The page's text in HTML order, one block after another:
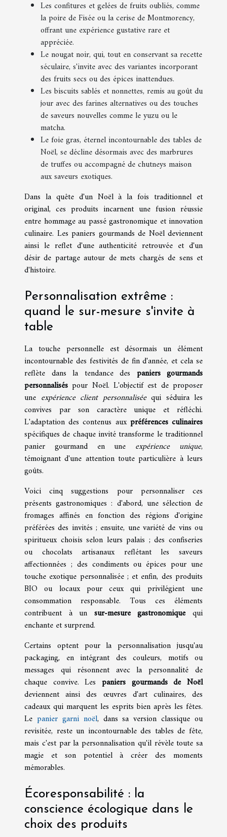
Les confitures et gelées de fruits oubliés, comme
la poire de Fisée ou la cerise de Montmorency,
offrant une expérience gustative rare et
appréciée.
Le nougat noir, qui, tout en conservant sa recette
séculaire, s'invite avec des variantes incorporant
des fruits secs ou des épices inattendues.
Les biscuits sablés et nonnettes, remis au goût du
jour avec des farines alternatives ou des touches
de saveurs nouvelles comme le yuzu ou le
matcha.
Le foie gras, éternel incontournable des tables de
Noël, se décline désormais avec des marbrures
de truffes ou accompagné de chutneys maison
aux saveurs exotiques.
Dans la quête d'un Noël à la fois traditionnel et
original, ces produits incarnent une fusion réussie
entre hommage au passé gastronomique et innovation
culinaire. Les paniers gourmands de Noël deviennent
ainsi le reflet d'une authenticité retrouvée et d'un
désir de partage autour de mets chargés de sens et
d'histoire.
Personnalisation extrême :
quand le sur-mesure s'invite à
table
La touche personnelle est désormais un élément
incontournable des festivités de fin d'année, et cela se
reflète dans la tendance des paniers gourmands
personnalisés pour Noël. L'objectif est de proposer
une expérience client personnaliséequi séduira les
convives par son caractère unique et réfléchi.
L'adaptation des contenus aux préférences culinaires
spécifiques de chaque invité transforme le traditionnel
panier gourmand en une expérience unique,
témoignant d'une attention toute particulière à leurs
goûts.
Voici cinq suggestions pour personnaliser ces
présents gastronomiques : d'abord, une sélection de
fromages affinés en fonction des régions d'origine
préférées des invités ; ensuite, une variété de vins ou
spiritueux choisis selon leurs palais ; des confiseries
ou chocolats artisanaux reflétant les saveurs
affectionnées ; des condiments ou épices pour une
touche exotique personnalisée ; et enfin, des produits
BIO ou locaux pour ceux qui privilégient une
consommation responsable. Tous ces éléments
contribuent à un sur-mesure gastronomiquequi
enchante et surprend.
Certains optent pour la personnalisation jusqu'au
packaging, en intégrant des couleurs, motifs ou
messages qui résonnent avec la personnalité de
chaque convive. Les paniers gourmands de Noël
deviennent ainsi des œuvres d'art culinaires, des
cadeaux qui marquent les esprits bien après les fêtes.
Le panier garni noël, dans sa version classique ou
revisitée, reste un incontournable des tables de fête,
mais c'est par la personnalisation qu'il révèle toute sa
magie et son potentiel à créer des moments
mémorables.
Écoresponsabilité : la
conscience écologique dans le
choix des produits